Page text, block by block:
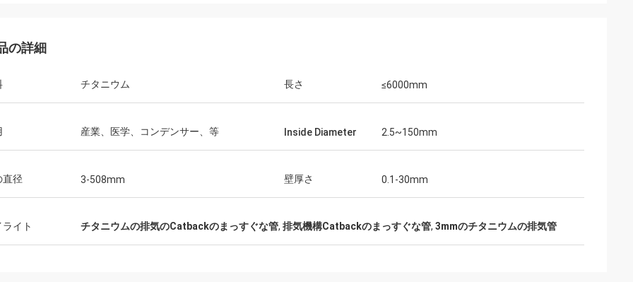
の詳細
チタニウム 長さ ≤6000mm
産業、医学、コンデンサー、等 Inside Diameter 2.5~150mm
直径 3-508mm 壁厚さ 0.1-30mm
イト チタニウムの排気のCatbackのまっすぐな管, 排気機構Catbackのまっすぐな管, 3mmのチタニウムの排気管